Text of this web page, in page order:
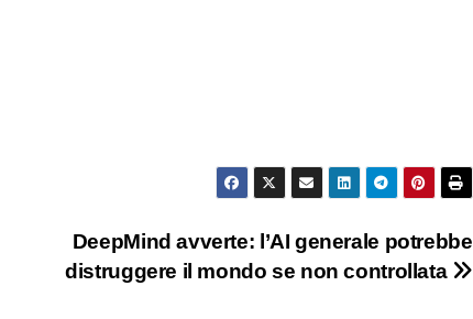
DeepMind avverte: l’AI generale potrebbe
distruggere il mondo se non controllata